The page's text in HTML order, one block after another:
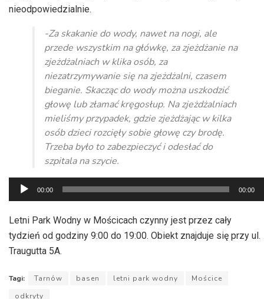
nieodpowiedzialnie.
-Za skakanie do wody, nawet na nogi, ale
przede wszystkim na główkę, za zjeżdżanie na
zjeżdżalniach w klika osób, za
niezatrzymywanie się na zjeżdżalni, czasem
bieganie. Skacząc do wody można uszkodzić
głowę lub złamać kręgosłup. Na zjeżdżalniach
mieliśmy przypadek, gdzie zjeżdżając w kilka
osób dzieci rozcięły sobie głowę czy brodę.
Trzeba było to zabezpieczyć i odesłać do
szpitala na szycie.
Odtwarzacz
plików
dźwiękowych
00:00 00:00
Letni Park Wodny w Mościcach czynny jest przez cały
tydzień od godziny 9:00 do 19:00. Obiekt znajduje się przy ul.
Traugutta 5A.
Tagi: Tarnów basen letni park wodny
Mościce
odkryty